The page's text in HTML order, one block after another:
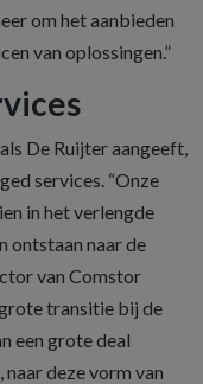
om het aanbieden
van oplossingen.”
De Ruijter aangeeft,
services. “Onze
in het verlengde
ontstaan naar de
van Comstor
transitie bij de
een grote deal
deze vorm van